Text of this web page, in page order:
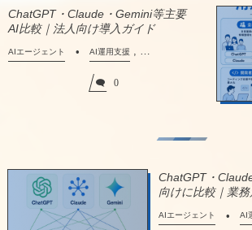
ChatGPT・Claude・Gemini等主要
AI比較｜法人向け導入ガイド
AIエージェント AI運用支援
0
ChatGPT・
向けに比較｜業
AIエージェント AI